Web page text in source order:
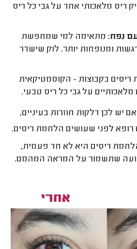
ריס מלאכותי אחד על גבי כל ריס
נפח: מתאימה למי שמחפשת
ומנופחות יותר. לוק שישדר
ריסים בקבוצות - הקוסמטיקאית
על גבי כל ריס טבעי.
אם יש לכן דלקות חוזרות בעיניים,
לפני שעושים הלחמת ריסים.
ריסים היא לא חד פעמית,
שתשמור על המראה המהמם.